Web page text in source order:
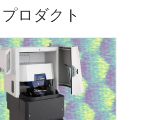
プロダクト
型原子力顕微鏡は、ク
の性能と使いやすさを組み合わせ
ソリューションを提供します。学
産業分野を問わず、ユーザーは最
レーニングと労力で高品質な成果
ます。同時により高い性能が求め